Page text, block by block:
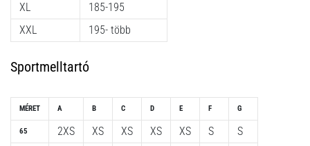
XL
XXL
185-195
195- több
Sportmelltartó
MÉRET
65
A
2XS
B
XS
C
XS
D
XS
E
XS
F
S
G
S